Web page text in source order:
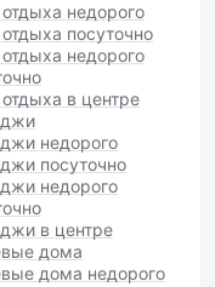
недорого
посуточно
недорого
в центре
недорого
посуточно
недорого
в центре
дома
дома недорого